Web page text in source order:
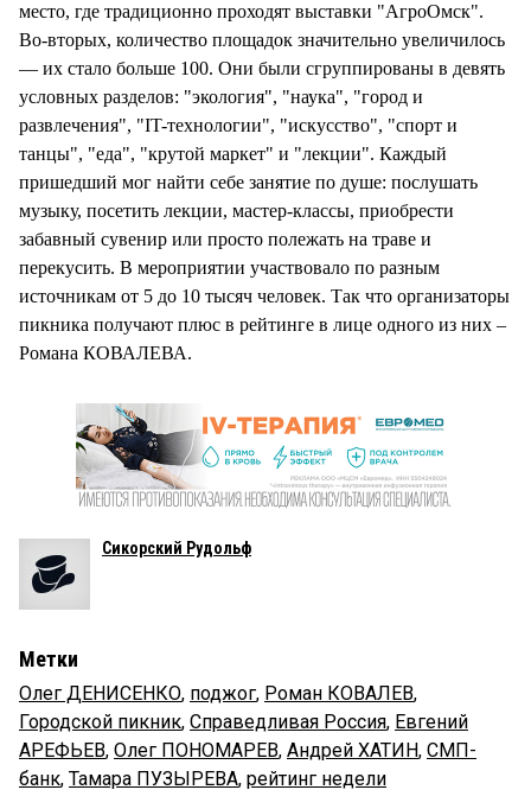
место, где традиционно проходят выставки "АгроОмск".
Во-вторых, количество площадок значительно увеличилось
— их стало больше 100. Они были сгруппированы в девять
условных разделов: "экология", "наука", "город и
развлечения", "IT-технологии", "искусство", "спорт и
танцы", "еда", "крутой маркет" и "лекции". Каждый
пришедший мог найти себе занятие по душе: послушать
музыку, посетить лекции, мастер-классы, приобрести
забавный сувенир или просто полежать на траве и
перекусить. В мероприятии участвовало по разным
источникам от 5 до 10 тысяч человек. Так что организаторы
пикника получают плюс в рейтинге в лице одного из них –
Романа КОВАЛЕВА.
Сикорский Рудольф
Метки
Олег ДЕНИСЕНКО, поджог, Роман КОВАЛЕВ,
Городской пикник, Справедливая Россия, Евгений
АРЕФЬЕВ, Олег ПОНОМАРЕВ, Андрей ХАТИН, СМП-
банк, Тамара ПУЗЫРЕВА, рейтинг недели